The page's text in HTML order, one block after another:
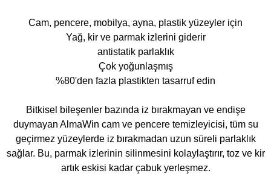
Cam, pencere, mobilya, ayna, plastik yüzeyler için
Yağ, kir ve parmak izlerini giderir
antistatik parlaklık
Çok yoğunlaşmış
%80'den fazla plastikten tasarruf edin
Bitkisel bileşenler bazında iz bırakmayan ve endişe
duymayan AlmaWin cam ve pencere temizleyicisi, tüm su
geçirmez yüzeylerde iz bırakmadan uzun süreli parlaklık
sağlar. Bu, parmak izlerinin silinmesini kolaylaştırır, toz ve kir
artık eskisi kadar çabuk yerleşmez.